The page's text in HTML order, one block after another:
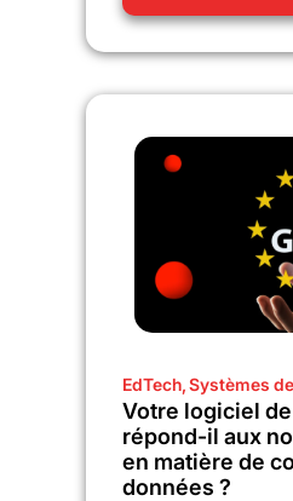
EdTech,Systèmes
Votre logiciel
répond-il aux
en matière de
données ?